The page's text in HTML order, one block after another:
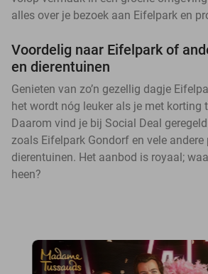
alles over je bezoek aan Eifelpark en
Voordelig naar Eifelpark of
en dierentuinen
Genieten van zo’n gezellig dagje
het wordt nóg leuker als je met korting
Daarom vind je bij Social Deal
zoals Eifelpark Gondorf en vele andere
dierentuinen. Het aanbod is royaal;
heen?